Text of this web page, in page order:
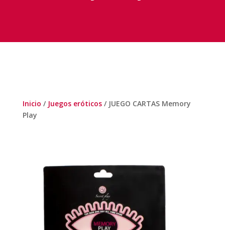
Inicio / Juegos eróticos/ JUEGO CARTAS Memory
Play